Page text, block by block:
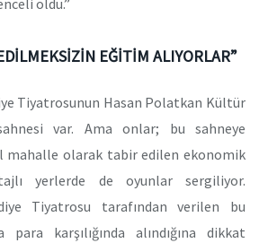
oldu.”
EĞİTİM ALIYORLAR”
Tiyatrosunun Hasan Polatkan Kültür
var. Ama onlar; bu sahneye
mahalle olarak tabir edilen ekonomik
yerlerde de oyunlar sergiliyor.
Tiyatrosu tarafından verilen bu
para karşılığında alındığına dikkat